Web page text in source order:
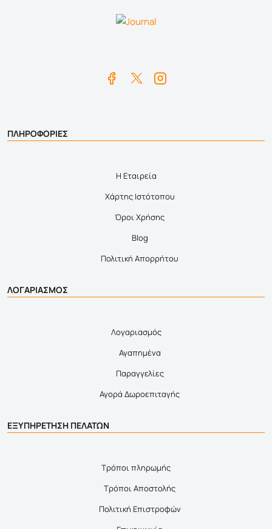
ΠΛΗΡΟΦΟΡΙΕΣ
Η Εταιρεία
Χάρτης Ιστότοπου
Όροι Χρήσης
Blog
Πολιτική Απορρήτου
ΛΟΓΑΡΙΑΣΜΟΣ
Λογαριασμός
Αγαπημένα
Παραγγελίες
Αγορά Δωροεπιταγής
ΕΞΥΠΗΡΕΤΗΣΗ ΠΕΛΑΤΩΝ
Τρόποι πληρωμής
Τρόποι Αποστολής
Πολιτική Επιστροφών